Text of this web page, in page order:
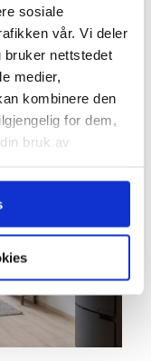
sosiale
vår. Vi deler
bruker nettstedet
medier,
kombinere den
for dem,
bruk av
en
flott og
Tomten